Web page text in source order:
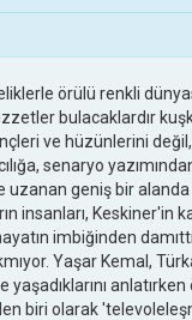
örülü renkli
bulacaklardır
ve hüzünlerini
senaryo
geniş bir alanda
insanları,
imbiğinden
Yaşar Kemal,
yaşadıklarını
biri olarak